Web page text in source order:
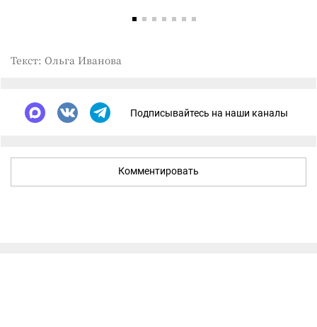
Текст: Ольга Иванова
Подписывайтесь на наши каналы
Комментировать